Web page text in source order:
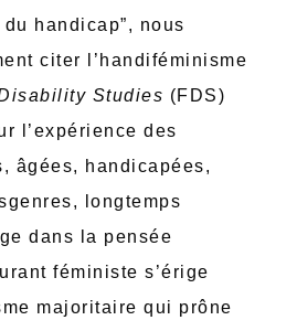
handicap”, nous
citer l’handiféminisme
Studies (FDS)
l’expérience des
âgées, handicapées,
longtemps
dans la pensée
féministe s’érige
majoritaire qui prône